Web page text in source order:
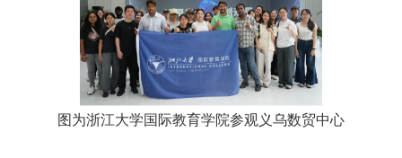
图为浙江大学国际教育学院参观义乌数贸中心